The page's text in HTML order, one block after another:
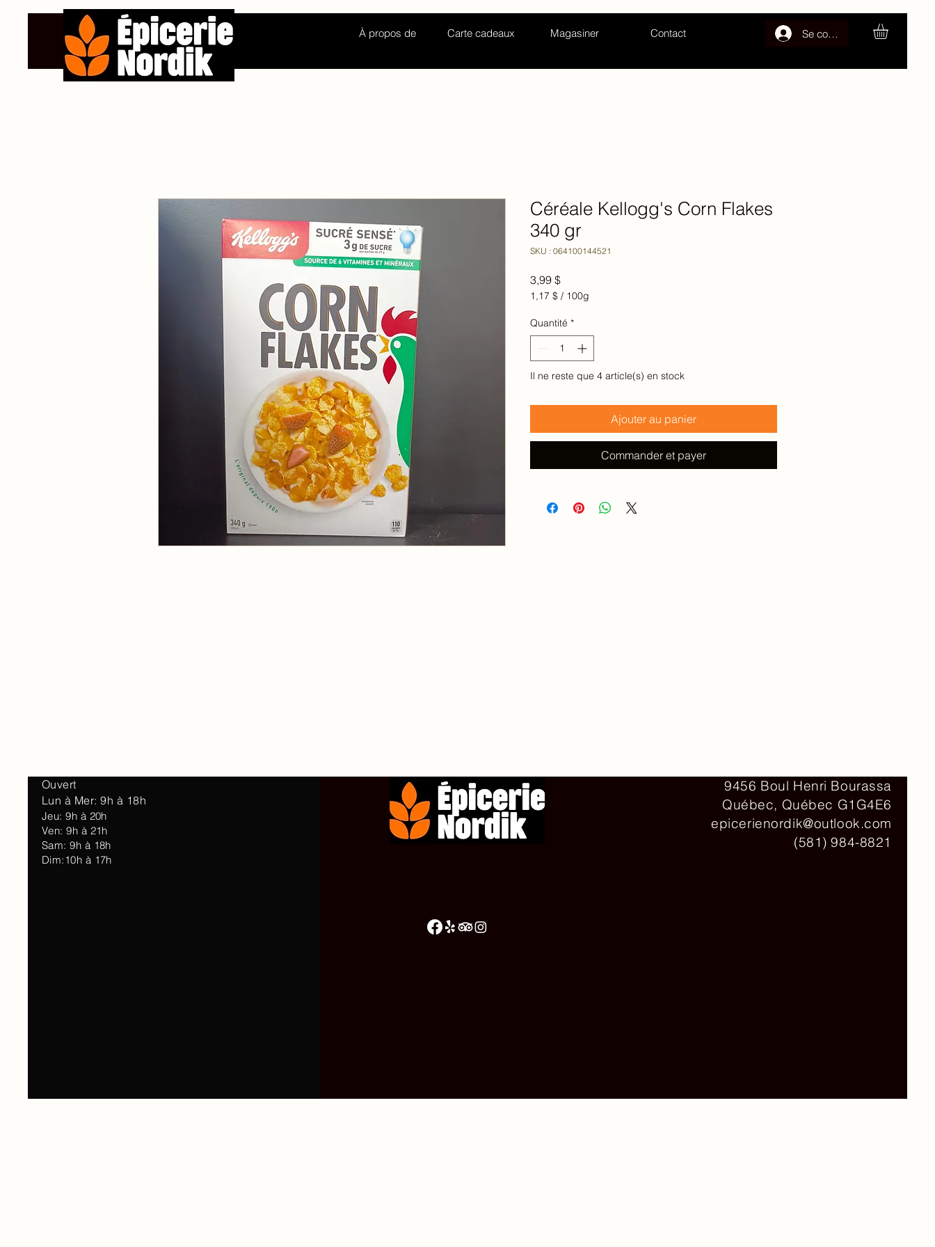
À propos de Carte cadeaux Magasiner Contact Se connecter
Céréale Kellogg's Corn Flakes
340 gr
SKU : 064100144521
3,99 $Prix
1,17 $ / 100g
pour
100
Grammes
Quantité *
Il ne reste que 4 article(s) en stock
Ajouter au panier
Commander et payer
Ouvert
Lun à Mer: 9h à 18h
Jeu: 9h à 20h
Ven: 9h à 21h
Sam: 9h à 18h
Dim:10h à 17h
9456 Boul Henri Bourassa
Québec, Québec G1G4E6
epicerienordik@outlook.com
(581) 984-8821